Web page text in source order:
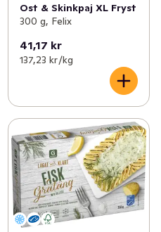
Ost & Skinkpaj XL Fryst
300 g, Felix
41,17 kr
137,23 kr /kg